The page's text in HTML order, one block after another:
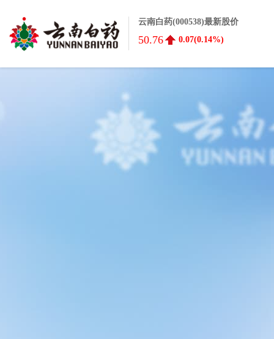
云南白药(000538)最新股价
50.76 0.07(0.14%)